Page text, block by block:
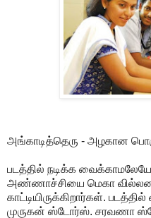
அங்காடித்தெரு - அழகான
படத்தில் நடிக்க
அண்ணாச்சியை மெகா
காட்டியிருக்கிறார்கள்.
முருகன் ஸ்டோர்ஸ். சரவணா